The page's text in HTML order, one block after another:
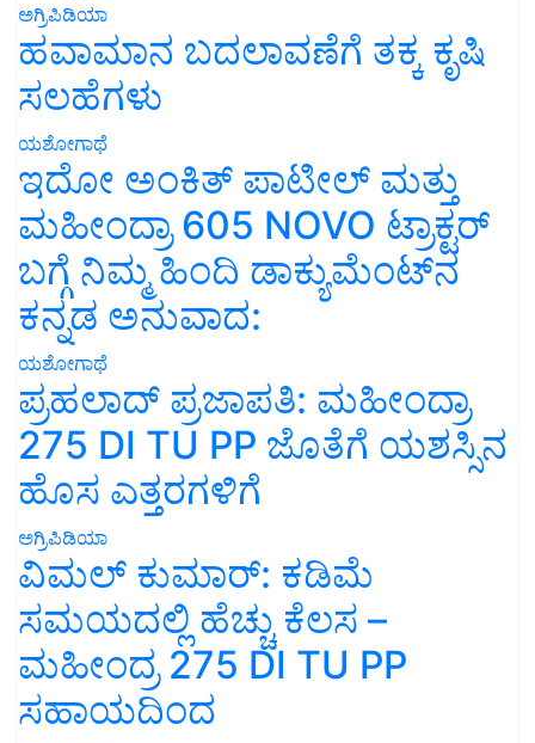
ಅಗ್ರಿಪಿಡಿಯಾ
ಹವಾಮಾನ ಬದಲಾವಣೆಗೆ ತಕ್ಕ ಕೃಷಿ
ಸಲಹೆಗಳು
ಯಶೋಗಾಥೆ
ಇದೋ ಅಂಕಿತ್ ಪಾಟೀಲ್ ಮತ್ತು
ಮಹೀಂದ್ರಾ 605 NOVO ಟ್ರಾಕ್ಟರ್
ಬಗ್ಗೆ ನಿಮ್ಮ ಹಿಂದಿ ಡಾಕ್ಯುಮೆಂಟ್‌ನ
ಕನ್ನಡ ಅನುವಾದ:
ಯಶೋಗಾಥೆ
ಪ್ರಹಲಾದ್ ಪ್ರಜಾಪತಿ: ಮಹೀಂದ್ರಾ
275 DI TU PP ಜೊತೆಗೆ ಯಶಸ್ಸಿನ
ಹೊಸ ಎತ್ತರಗಳಿಗೆ
ಅಗ್ರಿಪಿಡಿಯಾ
ವಿಮಲ್ ಕುಮಾರ್: ಕಡಿಮೆ
ಸಮಯದಲ್ಲಿ ಹೆಚ್ಚು ಕೆಲಸ –
ಮಹೀಂದ್ರ 275 DI TU PP
ಸಹಾಯದಿಂದ